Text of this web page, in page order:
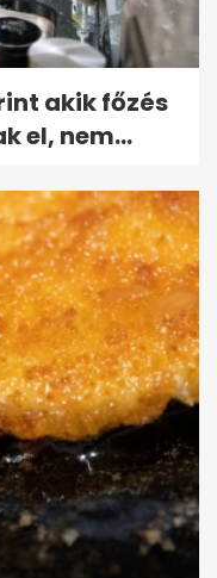
akik főzés
el, nem...